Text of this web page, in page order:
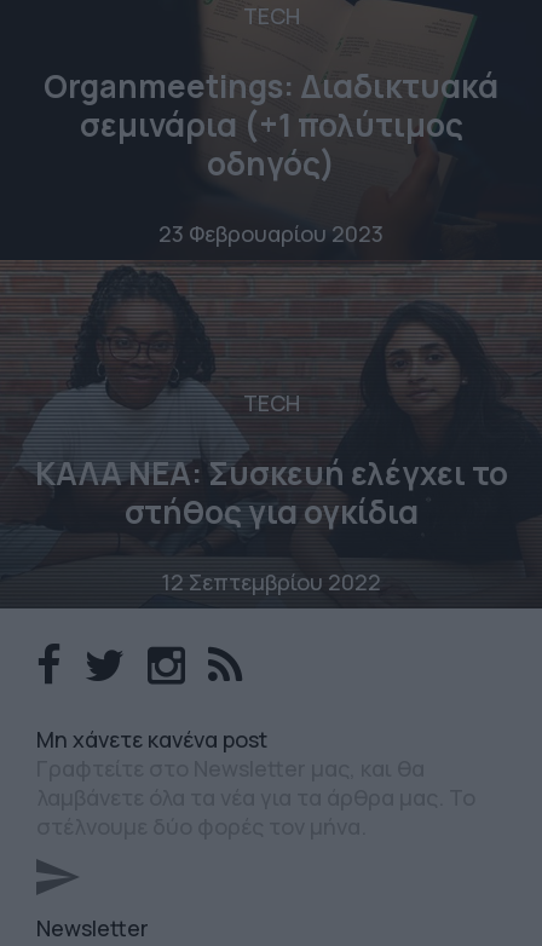
TECH
Organmeetings: Διαδικτυακά
σεμινάρια (+1 πολύτιμος
οδηγός)
23 Φεβρουαρίου 2023
TECH
ΚΑΛΑ ΝΕΑ: Συσκευή ελέγχει το
στήθος για ογκίδια
12 Σεπτεμβρίου 2022
Mη χάνετε κανένα post
Newsletter